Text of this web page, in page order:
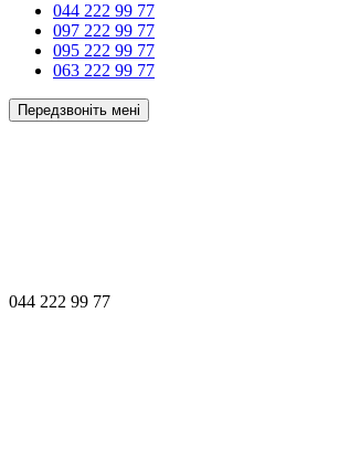
044 222 99 77
097 222 99 77
095 222 99 77
063 222 99 77
Передзвоніть мені
044 222 99 77